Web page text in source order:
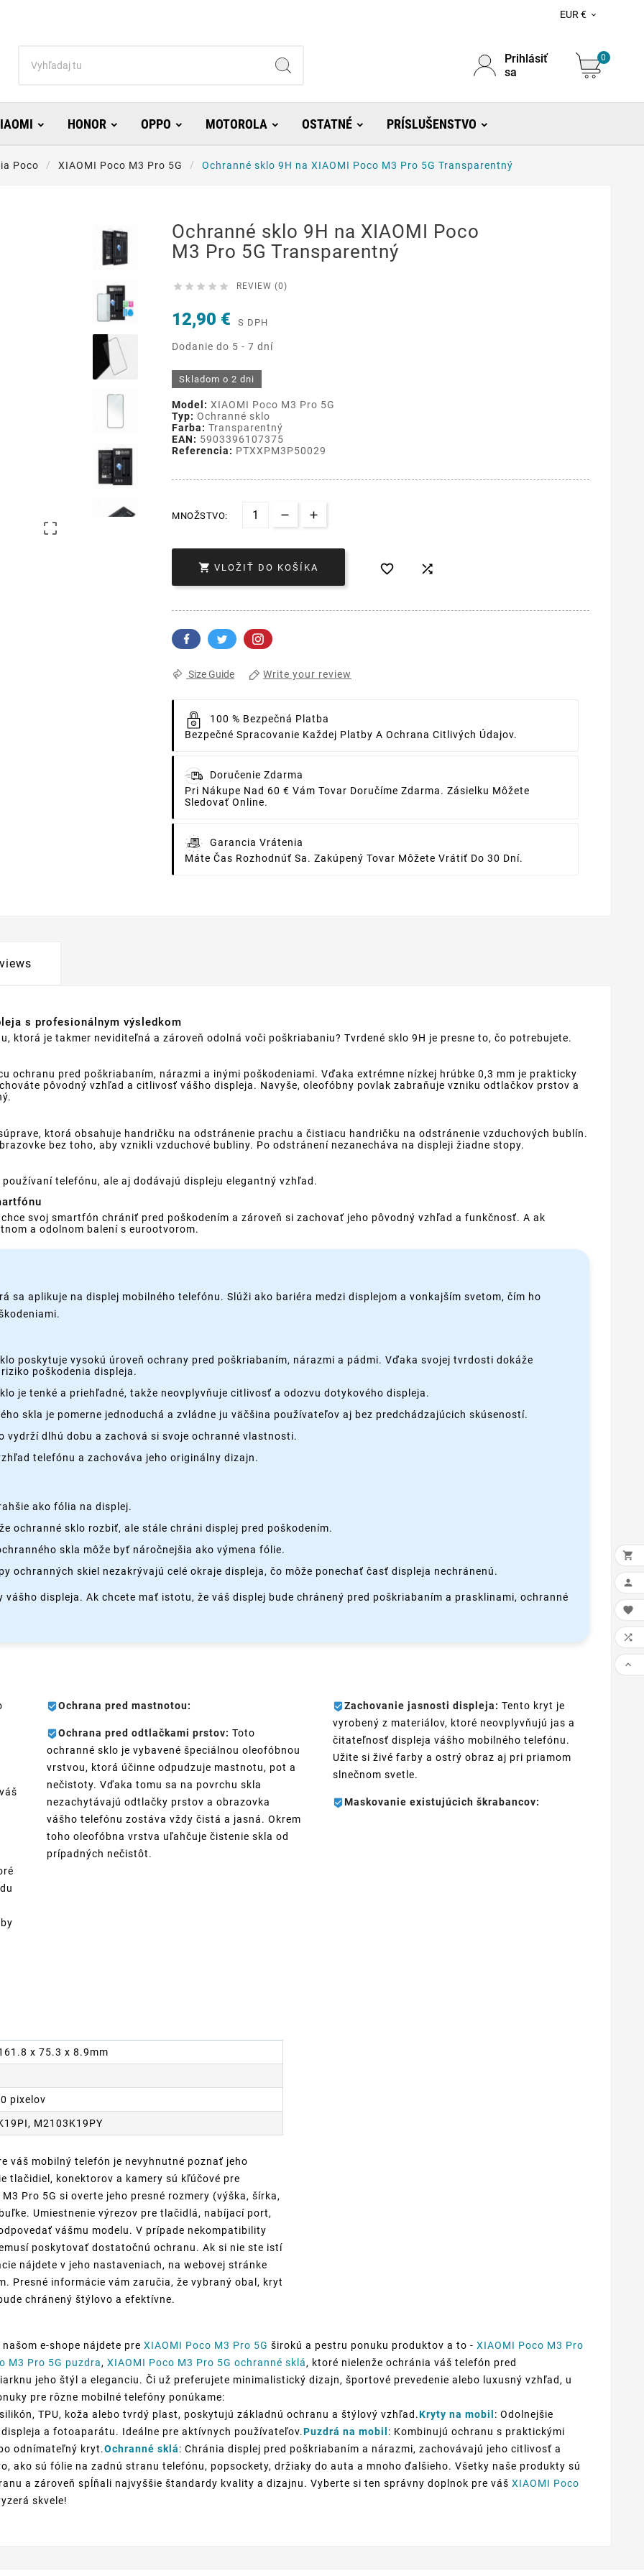
EUR € 
Prihlásiť
sa
0
HONOR OPPO MOTOROLA OSTATNÉ PRÍSLUŠENSTVO
Poco XIAOMI Poco M3 Pro 5G Ochranné sklo 9H na XIAOMI Poco M3 Pro 5G Transparentný

Ochranné sklo 9H na XIAOMI Poco
M3 Pro 5G Transparentný
     REVIEW (0)
12,90 € S DPH
Dodanie do 5 - 7 dní
Skladom o 2 dni
Model: XIAOMI Poco M3 Pro 5G
Typ: Ochranné sklo
Farba: Transparentný
EAN: 5903396107375
Referencia: PTXXPM3P50029
MNOŽSTVO:
 VLOŽIŤ DO KOŠÍKA  
Size Guide Write your review
100 % Bezpečná Platba
Bezpečné Spracovanie Každej Platby A Ochrana Citlivých Údajov.
Doručenie Zdarma
Pri Nákupe Nad 60 € Vám Tovar Doručíme Zdarma. Zásielku Môžete
Sledovať Online.
Garancia Vrátenia
Máte Čas Rozhodnúť Sa. Zakúpený Tovar Môžete Vrátiť Do 30 Dní.
s profesionálnym výsledkom
ktorá je takmer neviditeľná a zároveň odolná voči poškriabaniu? Tvrdené sklo 9H je presne to, čo potrebujete.
ochranu pred poškriabaním, nárazmi a inými poškodeniami. Vďaka extrémne nízkej hrúbke 0,3 mm je prakticky
pôvodný vzhľad a citlivosť vášho displeja. Navyše, oleofóbny povlak zabraňuje vzniku odtlačkov prstov a
ktorá obsahuje handričku na odstránenie prachu a čistiacu handričku na odstránenie vzduchových bublín.
bez toho, aby vznikli vzduchové bubliny. Po odstránení nezanecháva na displeji žiadne stopy.
telefónu, ale aj dodávajú displeju elegantný vzhľad.
svoj smartfón chrániť pred poškodením a zároveň si zachovať jeho pôvodný vzhľad a funkčnosť. A ak
a odolnom balení s eurootvorom.
sa aplikuje na displej mobilného telefónu. Slúži ako bariéra medzi displejom a vonkajším svetom, čím ho
poskytuje vysokú úroveň ochrany pred poškriabaním, nárazmi a pádmi. Vďaka svojej tvrdosti dokáže
poškodenia displeja.
je tenké a priehľadné, takže neovplyvňuje citlivosť a odozvu dotykového displeja.
skla je pomerne jednoduchá a zvládne ju väčšina používateľov aj bez predchádzajúcich skúseností.
vydrží dlhú dobu a zachová si svoje ochranné vlastnosti.
telefónu a zachováva jeho originálny dizajn.
ako fólia na displej.
ochranné sklo rozbiť, ale stále chráni displej pred poškodením.
skla môže byť náročnejšia ako výmena fólie.
ochranných skiel nezakrývajú celé okraje displeja, čo môže ponechať časť displeja nechránenú.
displeja. Ak chcete mať istotu, že váš displej bude chránený pred poškriabaním a prasklinami, ochranné
Ochrana pred mastnotou:
Ochrana pred odtlačkami prstov: Toto
ochranné sklo je vybavené špeciálnou oleofóbnou
vrstvou, ktorá účinne odpudzuje mastnotu, pot a
nečistoty. Vďaka tomu sa na povrchu skla
nezachytávajú odtlačky prstov a obrazovka
vášho telefónu zostáva vždy čistá a jasná. Okrem
toho oleofóbna vrstva uľahčuje čistenie skla od
prípadných nečistôt.
Zachovanie jasnosti displeja: Tento kryt je
vyrobený z materiálov, ktoré neovplyvňujú jas a
čitateľnosť displeja vášho mobilného telefónu.
Užite si živé farby a ostrý obraz aj pri priamom
slnečnom svetle.
Maskovanie existujúcich škrabancov:
x 75.3 x 8.9mm
pixelov
M2103K19PY
váš mobilný telefón je nevyhnutné poznať jeho
tlačidiel, konektorov a kamery sú kľúčové pre
Pro 5G si overte jeho presné rozmery (výška, šírka,
Umiestnenie výrezov pre tlačidlá, nabíjací port,
vášmu modelu. V prípade nekompatibility
poskytovať dostatočnú ochranu. Ak si nie ste istí
nájdete v jeho nastaveniach, na webovej stránke
Presné informácie vám zaručia, že vybraný obal, kryt
chránený štýlovo a efektívne.
našom e-shope nájdete pre XIAOMI Poco M3 Pro 5G širokú a pestru ponuku produktov a to - XIAOMI Poco M3 Pro
M3 Pro 5G puzdra, XIAOMI Poco M3 Pro 5G ochranné sklá, ktoré nielenže ochránia váš telefón pred
jeho štýl a eleganciu. Či už preferujete minimalistický dizajn, športové prevedenie alebo luxusný vzhľad, u
pre rôzne mobilné telefóny ponúkame:
TPU, koža alebo tvrdý plast, poskytujú základnú ochranu a štýlový vzhľad.Kryty na mobil : Odolnejšie
a fotoaparátu. Ideálne pre aktívnych používateľov.Puzdrá na mobil : Kombinujú ochranu s praktickými
odnímateľný kryt.Ochranné sklá: Chránia displej pred poškriabaním a nárazmi, zachovávajú jeho citlivosť a
ako sú fólie na zadnú stranu telefónu, popsockety, držiaky do auta a mnoho ďalšieho. Všetky naše produkty sú
a zároveň spĺňali najvyššie štandardy kvality a dizajnu. Vyberte si ten správny doplnok pre váš XIAOMI Poco
skvele!




